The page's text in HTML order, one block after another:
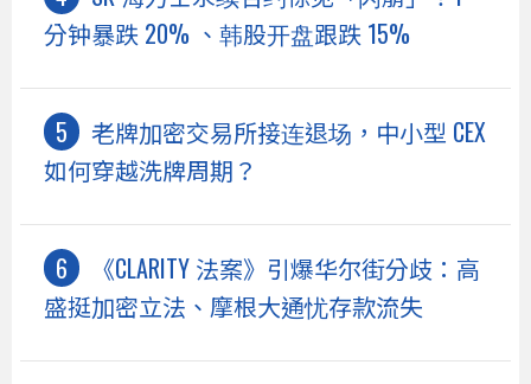
分钟暴跌 20% 、韩股开盘跟跌 15%
老牌加密交易所接连退场，中小型 CEX
如何穿越洗牌周期？
《CLARITY 法案》引爆华尔街分歧：高
盛挺加密立法、摩根大通忧存款流失